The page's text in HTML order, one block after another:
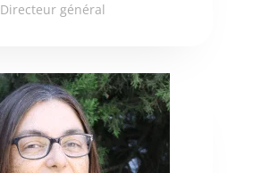
Directeur général